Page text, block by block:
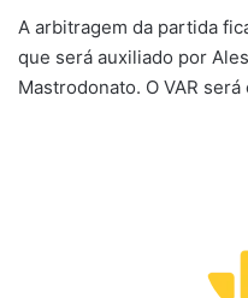
A arbitragem da partida
que será auxiliado por
Mastrodonato. O VAR